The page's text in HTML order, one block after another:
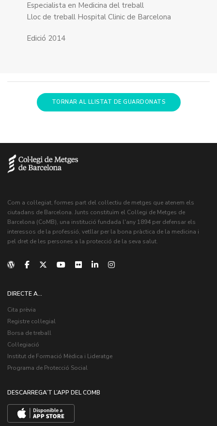
Especialista en Medicina del treball
Lloc de treball Hospital Clinic de Barcelona
Edició 2014
TORNAR AL LLISTAT DE GUARDONATS
Com a col·legiat, formes part del col·lectiu de metges que atenem els
ciutadans de Barcelona. Junts constituïm el Col·legi de Metges de
Barcelona (CoMB), una institució fundada l'any 1894 per defensar els
interessos de la professió, vetllar per la bona pràctica de la medicina i
pel dret de les persones a la protecció de la seva salut.
DIRECTE A...
Cita prèvia
Registre col·legial
Borsa de treball
Col·legiació
Institut de Formació Mèdica i Lideratge
Programa de Protecció Social
DESCARREGA’T L’APP DEL COMB